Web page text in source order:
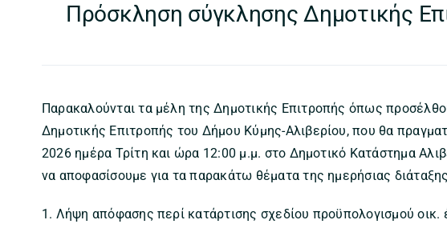
Πρόσκληση σύγκλησης Δημοτικής
Παρακαλούνται τα μέλη της Δημοτικής Επιτροπής όπως
Δημοτικής Επιτροπής του Δήμου Κύμης-Αλιβερίου, που θα
2026 ημέρα Τρίτη και ώρα 12:00 μ.μ. στο Δημοτικό Κατάστημα
να αποφασίσουμε για τα παρακάτω θέματα της ημερήσιας
1. Λήψη απόφασης περί κατάρτισης σχεδίου προϋπολογισμού οικ.